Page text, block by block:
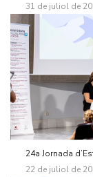
31 de juliol de
24a Jornada
22 de juliol de